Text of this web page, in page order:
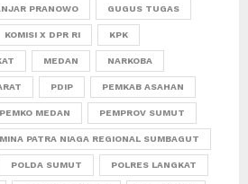
PRANOWO GUGUS TUGAS
KOMISI X DPR RI KPK
MEDAN NARKOBA
PDIP PEMKAB ASAHAN
PEMKO MEDAN PEMPROV SUMUT
PATRA NIAGA REGIONAL SUMBAGUT
POLDA SUMUT POLRES LANGKAT